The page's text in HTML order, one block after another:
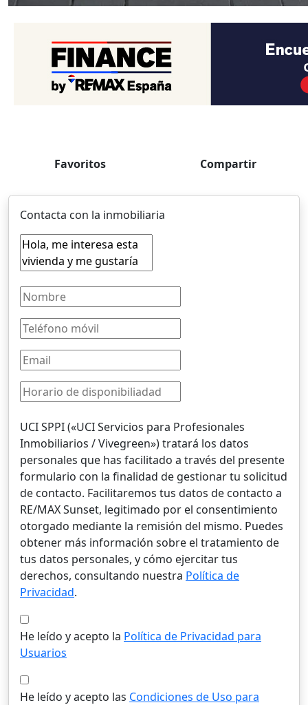
Favoritos Compartir
Contacta con la inmobiliaria
UCI SPPI («UCI Servicios para Profesionales
Inmobiliarios / Vivegreen») tratará los datos
personales que has facilitado a través del presente
formulario con la finalidad de gestionar tu solicitud
de contacto. Facilitaremos tus datos de contacto a
RE/MAX Sunset, legitimado por el consentimiento
otorgado mediante la remisión del mismo. Puedes
obtener más información sobre el tratamiento de
tus datos personales, y cómo ejercitar tus
derechos, consultando nuestra Política de
Privacidad.
He leído y acepto la Política de Privacidad para
Usuarios
He leído y acepto las Condiciones de Uso para